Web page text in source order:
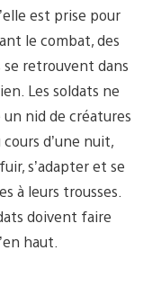
est prise pour
le combat, des
se retrouvent dans
Les soldats ne
nid de créatures
d’une nuit,
s’adapter et se
à leurs trousses.
doivent faire
haut.